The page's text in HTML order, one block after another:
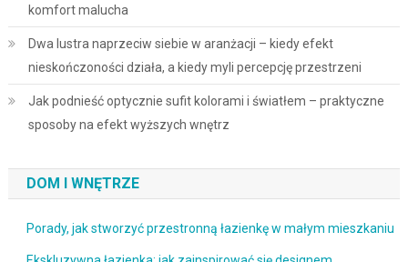
komfort malucha
Dwa lustra naprzeciw siebie w aranżacji – kiedy efekt
nieskończoności działa, a kiedy myli percepcję przestrzeni
Jak podnieść optycznie sufit kolorami i światłem – praktyczne
sposoby na efekt wyższych wnętrz
DOM I WNĘTRZE
Porady, jak stworzyć przestronną łazienkę w małym mieszkaniu